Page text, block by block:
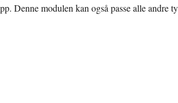
Denne modulen kan også passe alle